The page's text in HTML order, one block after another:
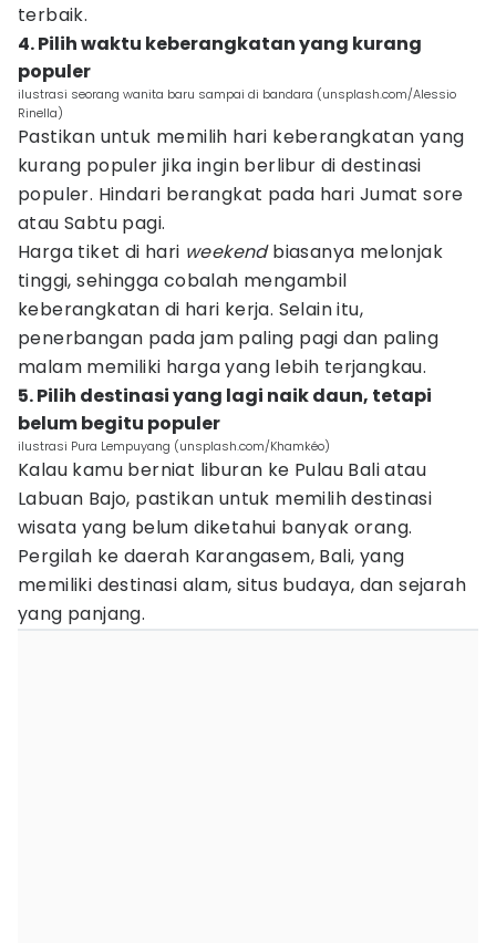
terbaik.
4. Pilih waktu keberangkatan yang kurang
populer
ilustrasi seorang wanita baru sampai di bandara (unsplash.com/Alessio
Rinella)
Pastikan untuk memilih hari keberangkatan yang
kurang populer jika ingin berlibur di destinasi
populer. Hindari berangkat pada hari Jumat sore
atau Sabtu pagi.
Harga tiket di hari weekendbiasanya melonjak
tinggi, sehingga cobalah mengambil
keberangkatan di hari kerja. Selain itu,
penerbangan pada jam paling pagi dan paling
malam memiliki harga yang lebih terjangkau.
5. Pilih destinasi yang lagi naik daun, tetapi
belum begitu populer
ilustrasi Pura Lempuyang (unsplash.com/Khamkéo)
Kalau kamu berniat liburan ke Pulau Bali atau
Labuan Bajo, pastikan untuk memilih destinasi
wisata yang belum diketahui banyak orang.
Pergilah ke daerah Karangasem, Bali, yang
memiliki destinasi alam, situs budaya, dan sejarah
yang panjang.